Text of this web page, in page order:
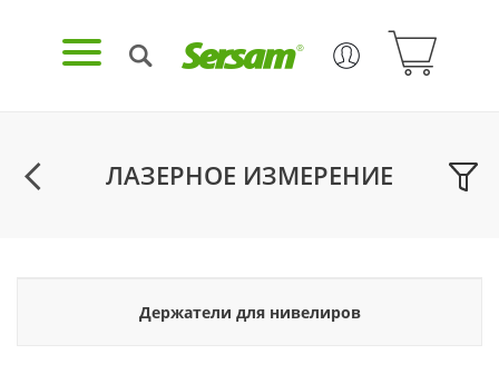
ЛАЗЕРНОЕ ИЗМЕРЕНИЕ
Держатели для нивелиров